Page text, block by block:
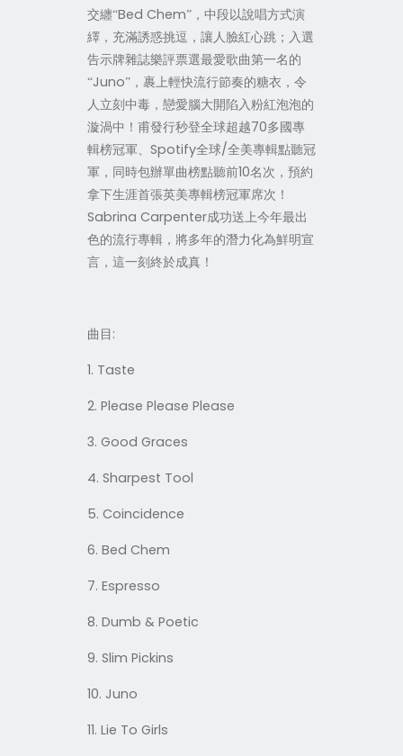
交纏“Bed Chem”，中段以說唱方式演
繹，充滿誘惑挑逗，讓人臉紅心跳；入選
告示牌雜誌樂評票選最愛歌曲第一名的
“Juno”，裹上輕快流行節奏的糖衣，令
人立刻中毒，戀愛腦大開陷入粉紅泡泡的
漩渦中！甫發行秒登全球超越70多國專
輯榜冠軍、 Spotify全球/全美專輯點聽冠
軍，同時包辦單曲榜點聽前10名次，預約
拿下生涯首張英美專輯榜冠軍席次！
Sabrina Carpenter成功送上今年最出
色的流行專輯，將多年的潛力化為鮮明宣
言，這一刻終於成真！
曲目 :
1. Taste
2. Please Please Please
3. Good Graces
4. Sharpest Tool
5. Coincidence
6. Bed Chem
7. Espresso
8. Dumb & Poetic
9. Slim Pickins
10. Juno
11. Lie To Girls